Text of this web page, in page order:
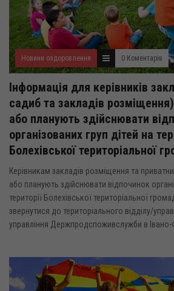
Новини оздоровлення 0 Коментарів
Інформація для керівників
садиб та закладів
або планують здійснювати
організованих груп дітей на
Болехівської територіальної
Керівникам закладів розміщення та
або планують здійснювати відпочинок
території Болехівської територіальної
звернутися до територіального відділу/
управління Держпродспоживслужби в Івано-